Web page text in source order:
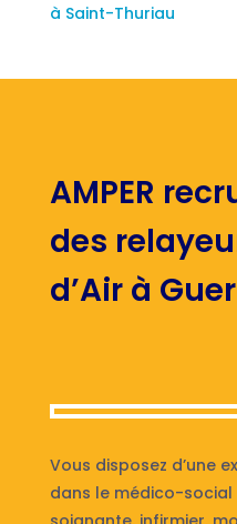
à Saint-Thuriau
AMPER
des
d’Air à
Vous disposez d’une
dans le médico-social